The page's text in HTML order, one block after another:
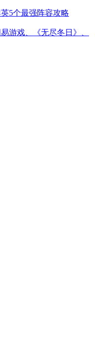
5个最强阵容攻略
游戏、《无尽冬日》、